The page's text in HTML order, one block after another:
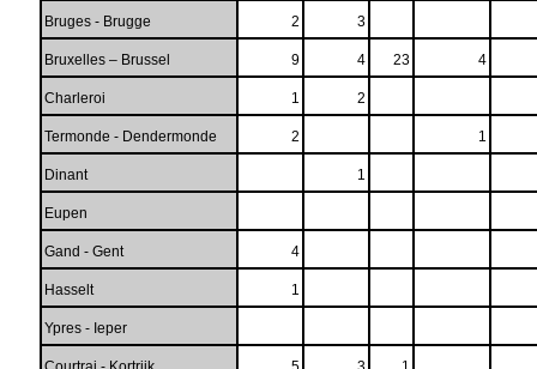
Bruges - Brugge 2 3
Bruxelles – Brussel 9 4 23 4
Charleroi 1 2
Termonde - Dendermonde 2 1
Dinant 1
Eupen
Gand - Gent 4
Hasselt 1
Ypres - Ieper